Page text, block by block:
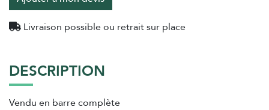
DESCRIPTION
Vendu en barre complète
Livraison possible ou retrait sur place